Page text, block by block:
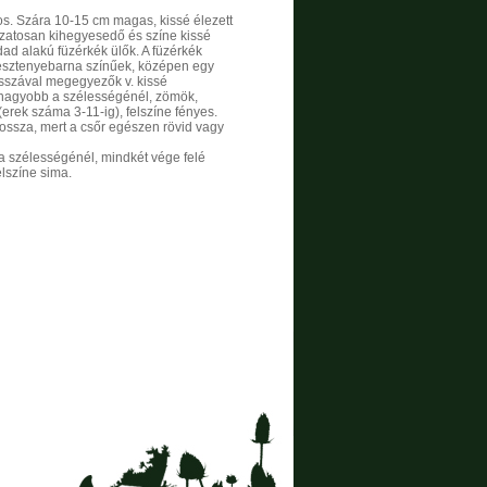
Szára 10-15 cm magas, kissé élezett
kihegyesedő és színe kissé
alakú füzérkék ülők. A füzérkék
színűek, középen egy
megegyezők v. kissé
a szélességénél, zömök,
száma 3-11-ig), felszíne fényes.
mert a csőr egészen rövid vagy
szélességénél, mindkét vége felé
sima.